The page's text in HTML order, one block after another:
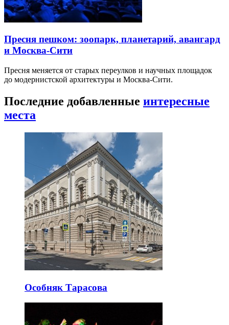
Пресня пешком: зоопарк, планетарий, авангард
и Москва-Сити
Пресня меняется от старых переулков и научных площадок
до модернистской архитектуры и Москва-Сити.
Последние добавленные интересные
места
Особняк Тарасова